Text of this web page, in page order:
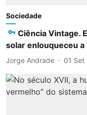
Sociedade
Ciência Vintage.
solar enlouqueceu a
Jorge Andrade 01 Set